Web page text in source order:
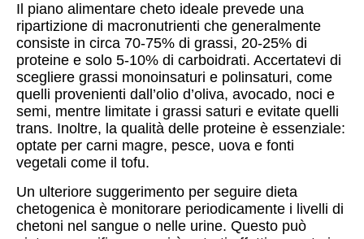
Il piano alimentare cheto ideale prevede una
ripartizione di macronutrienti che generalmente
consiste in circa 70-75% di grassi, 20-25% di
proteine e solo 5-10% di carboidrati. Accertatevi di
scegliere grassi monoinsaturi e polinsaturi, come
quelli provenienti dall’olio d’oliva, avocado, noci e
semi, mentre limitate i grassi saturi e evitate quelli
trans. Inoltre, la qualità delle proteine è essenziale:
optate per carni magre, pesce, uova e fonti
vegetali come il tofu.
Un ulteriore suggerimento per seguire dieta
chetogenica è monitorare periodicamente i livelli di
chetoni nel sangue o nelle urine. Questo può